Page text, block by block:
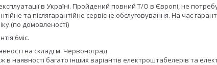
в Україні. Пройдений повний Т/О в Європі, не
та післягарантійне сервісне обслуговування. На час
домовленості)
6міс.
на складі м. Червоноград
в наявності багато інших варіантів електроштабелерів та